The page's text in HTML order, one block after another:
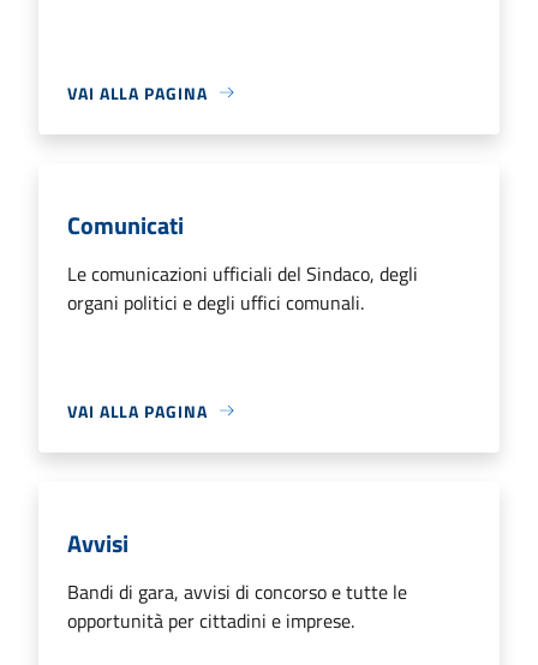
VAI ALLA PAGINA
Comunicati
Le comunicazioni ufficiali del Sindaco, degli
organi politici e degli uffici comunali.
VAI ALLA PAGINA
Avvisi
Bandi di gara, avvisi di concorso e tutte le
opportunità per cittadini e imprese.